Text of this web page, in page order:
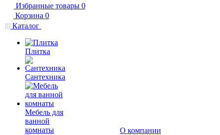
Избранные товары 0
Корзина 0
Каталог
Плитка
Сантехника
Мебель для
ванной
комнаты
О компании